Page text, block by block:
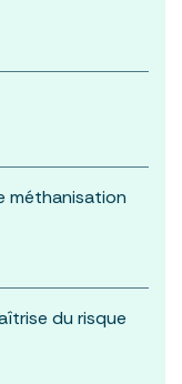
méthanisation
du risque